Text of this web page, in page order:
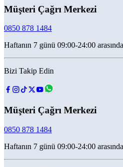
Müşteri Çağrı Merkezi
0850 878 1484
Haftanın 7 günü 09:00-24:00
Bizi Takip Edin
Müşteri Çağrı Merkezi
0850 878 1484
Haftanın 7 günü 09:00-24:00